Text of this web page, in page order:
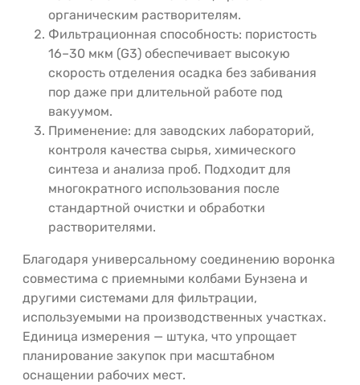
органическим растворителям.
Фильтрационная способность: пористость
16–30 мкм (G3) обеспечивает высокую
скорость отделения осадка без забивания
пор даже при длительной работе под
вакуумом.
Применение: для заводских лабораторий,
контроля качества сырья, химического
синтеза и анализа проб. Подходит для
многократного использования после
стандартной очистки и обработки
растворителями.
Благодаря универсальному соединению воронка
совместима с приемными колбами Бунзена и
другими системами для фильтрации,
используемыми на производственных участках.
Единица измерения — штука, что упрощает
планирование закупок при масштабном
оснащении рабочих мест.